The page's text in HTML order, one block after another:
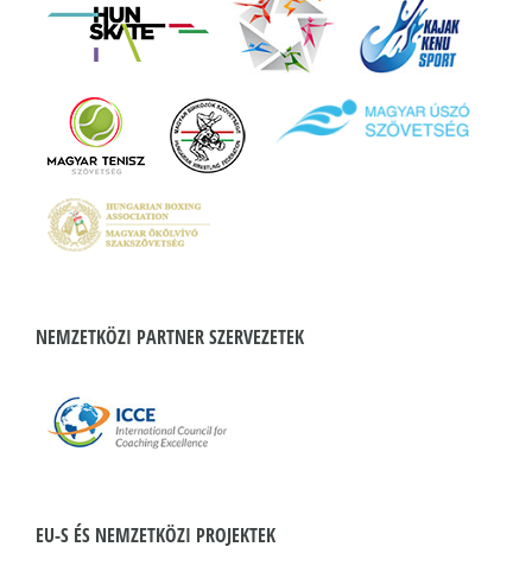
NEMZETKÖZI PARTNER SZERVEZETEK
EU-S ÉS NEMZETKÖZI PROJEKTEK